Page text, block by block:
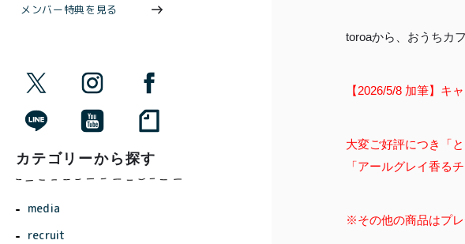
toroaから、おうちカ
【2026/5/8 加筆】 キ
大変ご好評につき「
「アールグレイ香る
※その他の商品はプレ
メンバー特典を見る
カテゴリーから探す
media
recruit